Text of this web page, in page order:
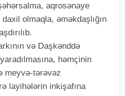
aqrosənaye
olmaqla, əməkdaşlığın
və Daşkənddə
həmçinin
meyvə-tərəvəz
layihələrin inkişafına